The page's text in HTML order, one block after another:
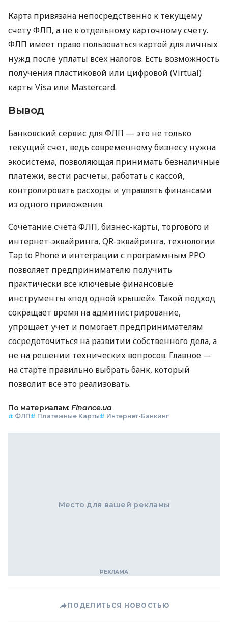
Карта привязана непосредственно к текущему
счету ФЛП, а не к отдельному карточному счету.
ФЛП имеет право пользоваться картой для личных
нужд после уплаты всех налогов. Есть возможность
получения пластиковой или цифровой (Virtual)
карты Visa или Mastercard.
Вывод
Банковский сервис для ФЛП — это не только
текущий счет, ведь современному бизнесу нужна
экосистема, позволяющая принимать безналичные
платежи, вести расчеты, работать с кассой,
контролировать расходы и управлять финансами
из одного приложения.
Сочетание счета ФЛП, бизнес-карты, торгового и
интернет-эквайринга, QR-эквайринга, технологии
Tap to Phone и интеграции с программным РРО
позволяет предпринимателю получить
практически все ключевые финансовые
инструменты «под одной крышей». Такой подход
сокращает время на администрирование,
упрощает учет и помогает предпринимателям
сосредоточиться на развитии собственного дела, а
не на решении технических вопросов. Главное —
на старте правильно выбрать банк, который
позволит все это реализовать.
По материалам: Finance.ua
# ФЛП# Платежные Карты# Интернет-Банкинг
Место для вашей рекламы
ПОДЕЛИТЬСЯ НОВОСТЬЮ